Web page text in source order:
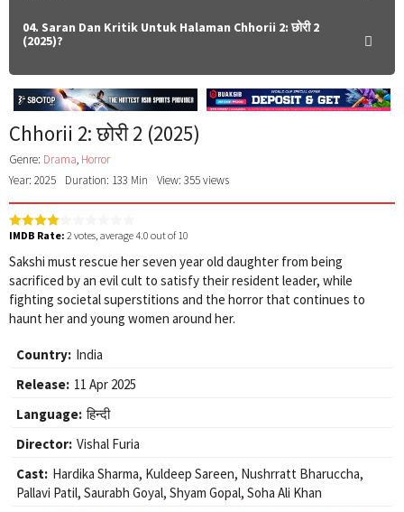
04. Saran Dan Kritik Untuk Halaman Chhorii 2: छोरी 2
(2025)?
Chhorii 2: छोरी 2 (2025)
Genre: Drama, Horror
Year: 2025
Duration: 133 Min View: 355 views
IMDB Rate: 2 votes, average4.0 out of 10
Sakshi must rescue her seven year old daughter from being
sacrificed by an evil cult to satisfy their resident leader, while
fighting societal superstitions and the horror that continues to
haunt her and young women around her.
Country: India
Release: 11 Apr 2025
Language: हिन्दी
Director: Vishal Furia
Cast: Hardika Sharma, Kuldeep Sareen, Nushrratt Bharuccha,
Pallavi Patil, Saurabh Goyal, Shyam Gopal, Soha Ali Khan